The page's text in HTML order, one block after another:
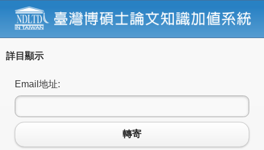
詳目顯示
Email地址:
轉寄